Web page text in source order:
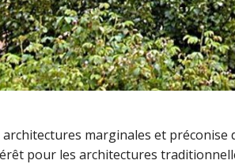
marginales et
pour les architectures